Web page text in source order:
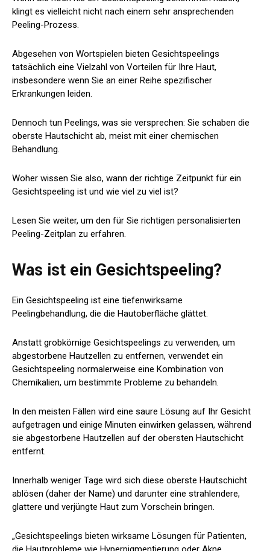
klingt es vielleicht nicht nach einem sehr ansprechenden
Peeling-Prozess.
Abgesehen von Wortspielen bieten Gesichtspeelings
tatsächlich eine Vielzahl von Vorteilen für Ihre Haut,
insbesondere wenn Sie an einer Reihe spezifischer
Erkrankungen leiden.
Dennoch tun Peelings, was sie versprechen: Sie schaben die
oberste Hautschicht ab, meist mit einer chemischen
Behandlung.
Woher wissen Sie also, wann der richtige Zeitpunkt für ein
Gesichtspeeling ist und wie viel zu viel ist?
Lesen Sie weiter, um den für Sie richtigen personalisierten
Peeling-Zeitplan zu erfahren.
Was ist ein Gesichtspeeling?
Ein Gesichtspeeling ist eine tiefenwirksame
Peelingbehandlung, die die Hautoberfläche glättet.
Anstatt grobkörnige Gesichtspeelings zu verwenden, um
abgestorbene Hautzellen zu entfernen, verwendet ein
Gesichtspeeling normalerweise eine Kombination von
Chemikalien, um bestimmte Probleme zu behandeln.
In den meisten Fällen wird eine saure Lösung auf Ihr Gesicht
aufgetragen und einige Minuten einwirken gelassen, während
sie abgestorbene Hautzellen auf der obersten Hautschicht
entfernt.
Innerhalb weniger Tage wird sich diese oberste Hautschicht
ablösen (daher der Name) und darunter eine strahlendere,
glattere und verjüngte Haut zum Vorschein bringen.
„Gesichtspeelings bieten wirksame Lösungen für Patienten,